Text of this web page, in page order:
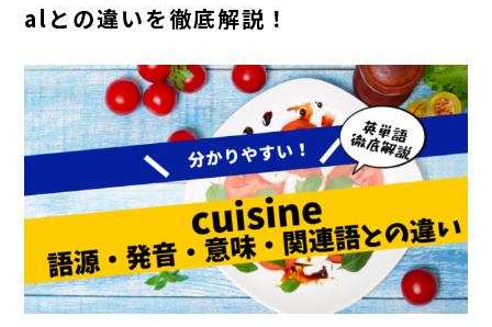
alとの違いを徹底解説！